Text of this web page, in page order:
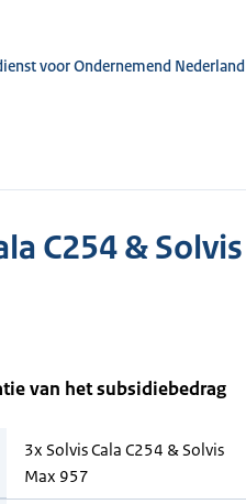
voor Ondernemend Nederland
C254 & Solvis
van het subsidiebedrag
3x Solvis Cala C254 & Solvis
Max 957